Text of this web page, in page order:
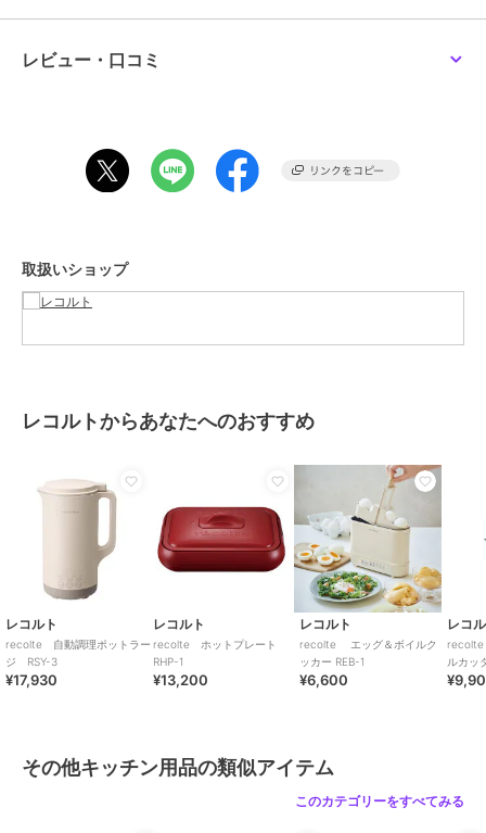
レストランで出るようなエビのビスクも約30分で仕上がります。
成します。
［JUICE＆CLEAN］モード
1分間に1秒程度の短い撹拌を繰り返し、焦げ付きをおさえながら温め
◆直径約12cm！場所を取らないスリムサイズで省スペースにも置け
スッキリコンパクトなのに、約600mlのたっぷり容量。スープなら１
回で2～4人分作れます。本体内側は、焦げ付きにくいセラミックコー
ディングでお手入れも簡単。
◆わかりやすい！イラスト入りの専用レシピブック付き
人気料理家エダジュン監修の美味しい30レシピを掲載した［専用レシ
ピブック］が付属。材料を入れる順番がイラストで解説されているの
重量：約970g
レビュー・口コミ
取扱いショップ
レコルトからあなたへのおすすめ
レコルト
recolte 自動調理ポットラー
ジ RSY-3
¥17,930
レコルト
recolte ホットプレート
RHP-1
¥13,200
レコルト
recolte エッグ＆ボイルク
ッカー REB-1
¥6,600
レコ
ルカッ
その他キッチン用品の類似アイテム
このカテゴリーをすべてみる